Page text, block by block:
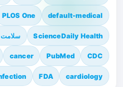
default-medical
PLOS One
ScienceDaily Health
CDC
PubMed
cancer
cardiology
FDA